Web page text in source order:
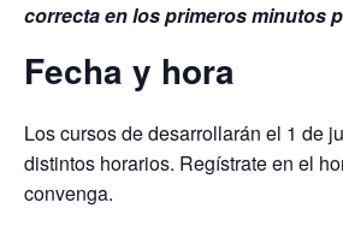
correcta en los primeros minutos
Fecha y hora
Los cursos de desarrollarán el 1 de
distintos horarios. Regístrate en el
convenga.